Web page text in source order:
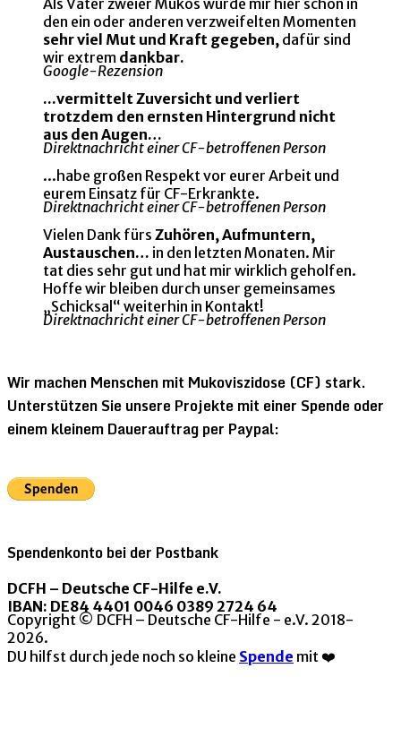
den ein oder anderen verzweifelten Momenten
sehr viel Mut und Kraft gegeben, dafür sind
wir extrem dankbar.
Google-Rezension
...vermittelt Zuversicht und verliert
trotzdem den ernsten Hintergrund nicht
aus den Augen…
Direktnachricht einer CF-betroffenen Person
...habe großen Respekt vor eurer Arbeit und
eurem Einsatz für CF-Erkrankte.
Direktnachricht einer CF-betroffenen Person
Vielen Dank fürs Zuhören, Aufmuntern,
Austauschen… in den letzten Monaten. Mir
tat dies sehr gut und hat mir wirklich geholfen.
Hoffe wir bleiben durch unser gemeinsames
„Schicksal“ weiterhin in Kontakt!
Direktnachricht einer CF-betroffenen Person
Wir machen Menschen mit Mukoviszidose (CF) stark.
Unterstützen Sie unsere Projekte mit einer Spende oder
einem kleinem Dauerauftrag per Paypal:
Spendenkonto bei der Postbank
DCFH – Deutsche CF-Hilfe e.V.
IBAN: DE84 4401 0046 0389 2724 64
Copyright © DCFH – Deutsche CF-Hilfe - e.V. 2018-
2026.
DU hilfst durch jede noch so kleine Spende mit ❤️